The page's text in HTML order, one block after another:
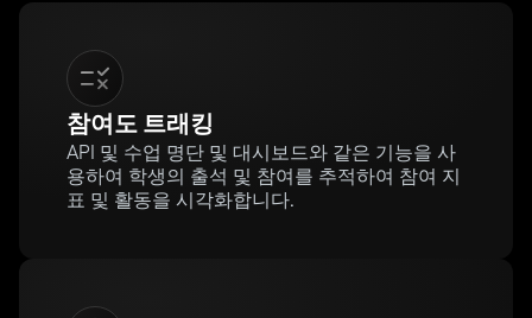
참여도 트래킹
API 및 수업 명단 및 대시보드와 같은 기능을 사
용하여 학생의 출석 및 참여를 추적하여 참여 지
표 및 활동을 시각화합니다.